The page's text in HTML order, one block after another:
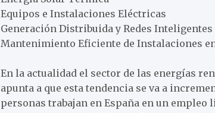
Equipos e Instalaciones Eléctricas
Generación Distribuida y Redes Inteligentes
Mantenimiento Eficiente de Instalaciones
En la actualidad el sector de las energías
apunta a que esta tendencia se va a
personas trabajan en España en un empleo